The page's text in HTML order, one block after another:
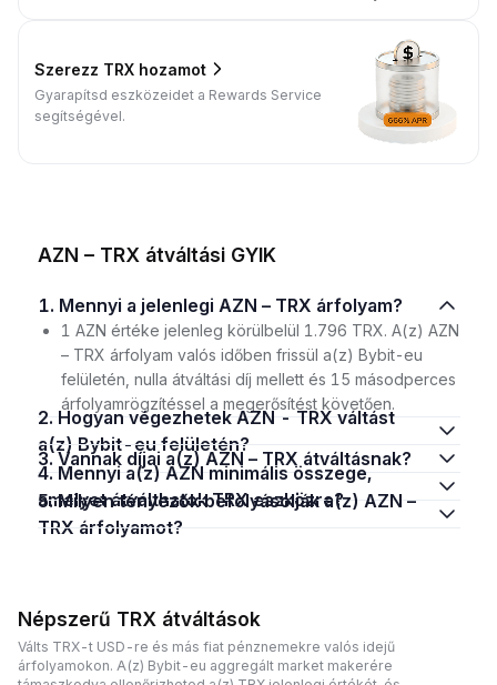
Szerezz TRX hozamot
Gyarapítsd eszközeidet a Rewards Service
segítségével.
AZN – TRX átváltási GYIK
1. Mennyi a jelenlegi AZN – TRX árfolyam?
1 AZN értéke jelenleg körülbelül 1.796 TRX. A(z) AZN
– TRX árfolyam valós időben frissül a(z) Bybit-eu
felületén, nulla átváltási díj mellett és 15 másodperces
árfolyamrögzítéssel a megerősítést követően.
2. Hogyan végezhetek AZN - TRX váltást
a(z) Bybit-eu felületén?
3. Vannak díjai a(z) AZN – TRX átváltásnak?
4. Mennyi a(z) AZN minimális összege,
amelyet átválthatok TRX eszközre?
5. Milyen tényezők befolyásolják a(z) AZN –
TRX árfolyamot?
Népszerű TRX átváltások
Válts TRX-t USD-re és más fiat pénznemekre valós idejű
árfolyamokon. A(z) Bybit-eu aggregált market makerére